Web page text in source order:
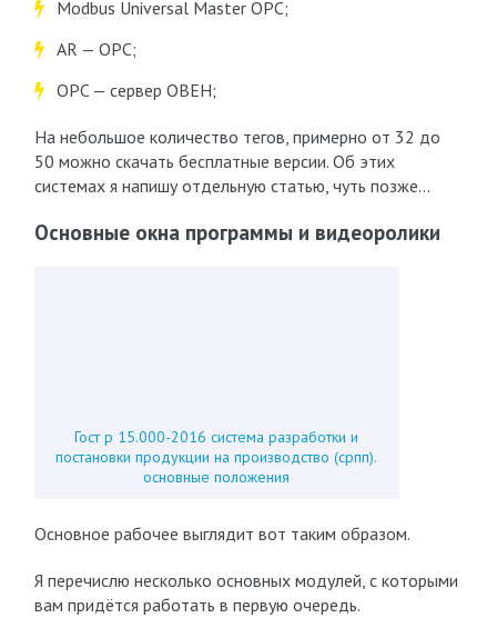
Modbus Universal Master OPC;
AR — OPC;
OPC — сервер ОВЕН;
На небольшое количество тегов, примерно от 32 до
50 можно скачать бесплатные версии. Об этих
системах я напишу отдельную статью, чуть позже…
Основные окна программы и видеоролики
Гост р 15.000-2016 система разработки и
постановки продукции на производство (српп).
основные положения
Основное рабочее выглядит вот таким образом.
Я перечислю несколько основных модулей, с которыми
вам придётся работать в первую очередь.